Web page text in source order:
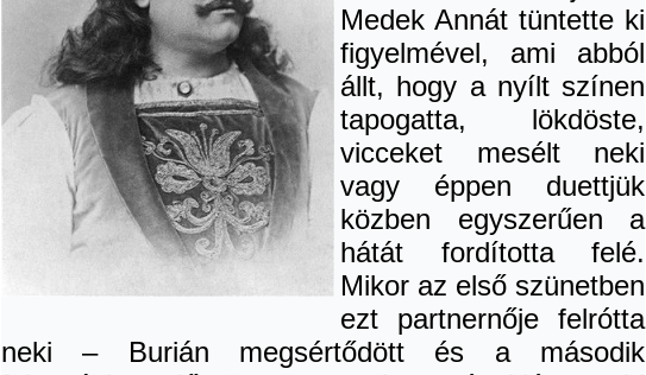
Medek Annát tüntette ki
figyelmével, ami abból
állt, hogy a nyílt színen
tapogatta, lökdöste,
vicceket mesélt neki
vagy éppen duettjük
közben egyszerűen a
hátát fordította felé.
Mikor az első szünetben
ezt partnernője felrótta
neki – Burián megsértődött és a második